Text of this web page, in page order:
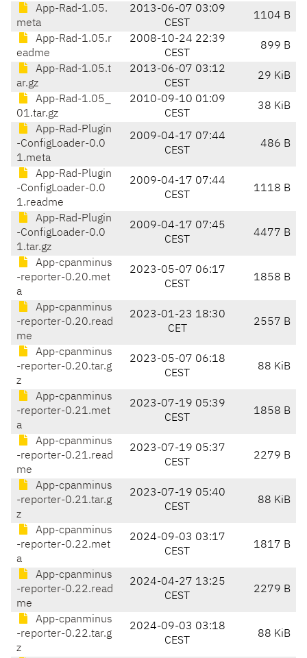
App-Rad-1.05.
meta
2013-06-07 03:09
CEST
1104 B
App-Rad-1.05.r
eadme
2008-10-24 22:39
CEST
899 B
App-Rad-1.05.t
ar.gz
2013-06-07 03:12
CEST
29 KiB
App-Rad-1.05_
01.tar.gz
2010-09-10 01:09
CEST
38 KiB
App-Rad-Plugin
-ConfigLoader-0.0
1.meta
2009-04-17 07:44
CEST
486 B
App-Rad-Plugin
-ConfigLoader-0.0
1.readme
2009-04-17 07:44
CEST
1118 B
App-Rad-Plugin
-ConfigLoader-0.0
1.tar.gz
2009-04-17 07:45
CEST
4477 B
App-cpanminus
-reporter-0.20.met
a
2023-05-07 06:17
CEST
1858 B
App-cpanminus
-reporter-0.20.read
me
2023-01-23 18:30
CET
2557 B
App-cpanminus
-reporter-0.20.tar.g
z
2023-05-07 06:18
CEST
88 KiB
App-cpanminus
-reporter-0.21.met
a
2023-07-19 05:39
CEST
1858 B
App-cpanminus
-reporter-0.21.read
me
2023-07-19 05:37
CEST
2279 B
App-cpanminus
-reporter-0.21.tar.g
z
2023-07-19 05:40
CEST
88 KiB
App-cpanminus
-reporter-0.22.met
a
2024-09-03 03:17
CEST
1817 B
App-cpanminus
-reporter-0.22.read
me
2024-04-27 13:25
CEST
2279 B
App-cpanminus
-reporter-0.22.tar.g
z
2024-09-03 03:18
CEST
88 KiB